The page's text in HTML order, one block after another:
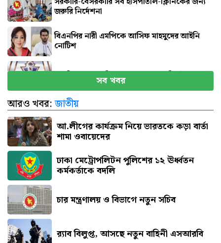
জরুরি নির্দেশনা
বিএনপির নারী এমপিকে আসিফ মাহমুদের আইনি
নোটিশ
সব বিমানবন্দরে নিরাপত্তা জোরদারের নির্দেশ
এসএসসি পরীক্ষার ফল প্রকাশের তারিখ ঘোষণা
সব খবর
আরও খবর:জাতীয়
আ.লীগের কার্যক্রম নিয়ে ভারতকে কড়া বার্তা
শামা ওবায়েদের
ঢাকা মেট্রোপলিটন পুলিশের ১২ ঊর্ধ্বতন
কর্মকর্তাকে বদলি
চার মন্ত্রণালয় ও বিভাগে নতুন সচিব
র‍্যাব বিলুপ্ত, আসছে নতুন বাহিনী এসআরবি